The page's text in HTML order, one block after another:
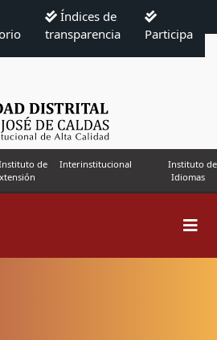
Índices de
transparencia
Participa
de
Interinstitucional
Instituto de
Idiomas